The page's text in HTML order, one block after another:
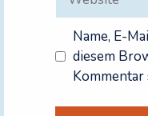
Name, E-
diesem
Kommentar